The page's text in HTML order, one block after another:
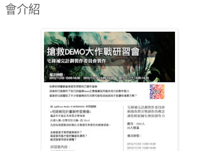
會介紹